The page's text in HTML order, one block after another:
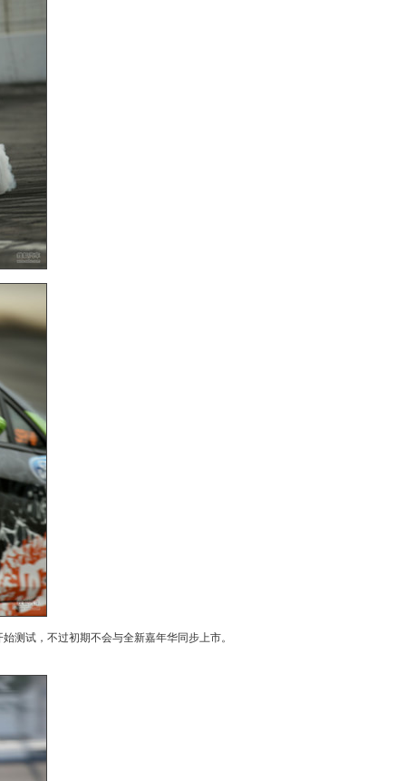
试，不过初期不会与全新嘉年华同步上市。